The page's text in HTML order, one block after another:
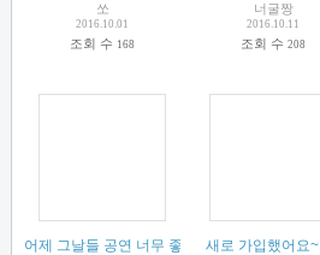
쏘
2016.10.01
조회 수 168
너굴짱
2016.10.11
조회 수 208
어제 그날들 공연 너무 좋았어욥ㅎㅎㅎㅎ (3)
새로 가입했어요~